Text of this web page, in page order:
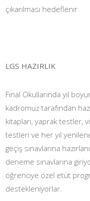
çıkarılması hedeflenir
LGS HAZIRLIK
Final Okullarında yıl
kadromuz tarafından
kitapları, yaprak testler,
testleri ve her yıl
geçiş sınavlarına
deneme sınavlarına
öğrenciye özel etüt
destekleniyorlar.